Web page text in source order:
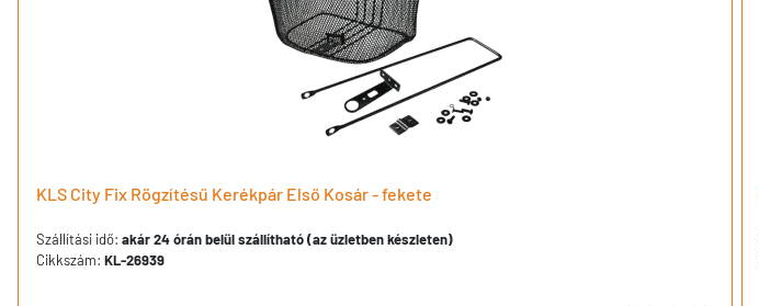
KLS City Fix Rögzítésű Kerékpár Első Kosár - fekete
Szállítási idő: akár 24 órán belül szállítható (az üzletben készleten)
Cikkszám: KL-26939